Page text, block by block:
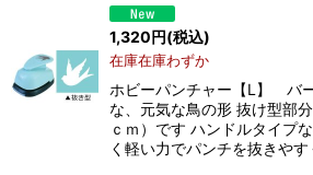
1,320円(税込)
在庫在庫わずか
ホビーパンチャー【L】 バ
な、元気な鳥の形 抜け型部
ｃｍ）です ハンドルタイプ
く軽い力でパンチを抜きや